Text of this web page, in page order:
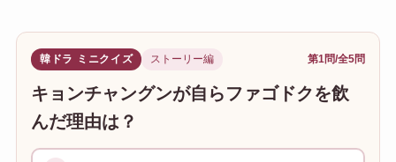
韓ドラ ミニクイズ ストーリー編 第1問/全5問
キョンチャングンが自らファゴドクを飲
んだ理由は？